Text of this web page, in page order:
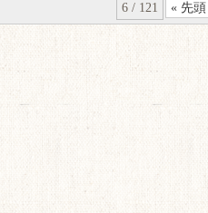
6 / 121
« 先頭